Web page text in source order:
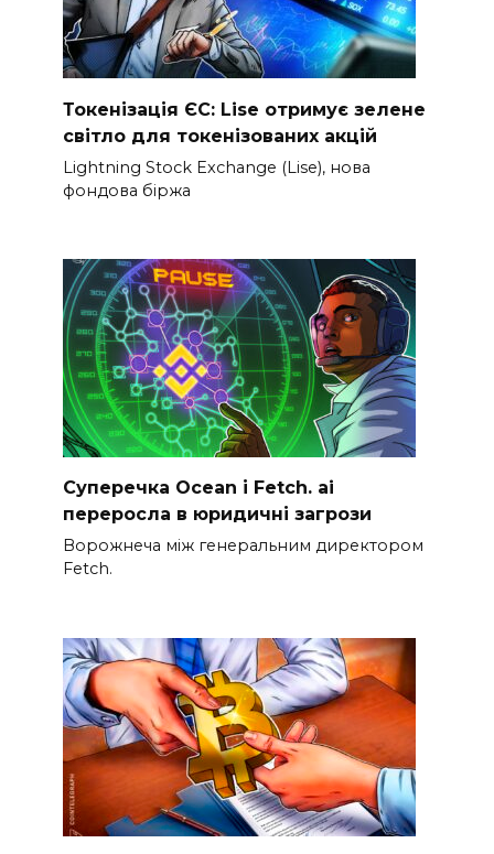
Токенізація ЄС: Lise отримує зелене
світло для токенізованих акцій
Lightning Stock Exchange (Lise), нова
фондова біржа
Суперечка Ocean і Fetch. ai
переросла в юридичні загрози
Ворожнеча між генеральним директором
Fetch.